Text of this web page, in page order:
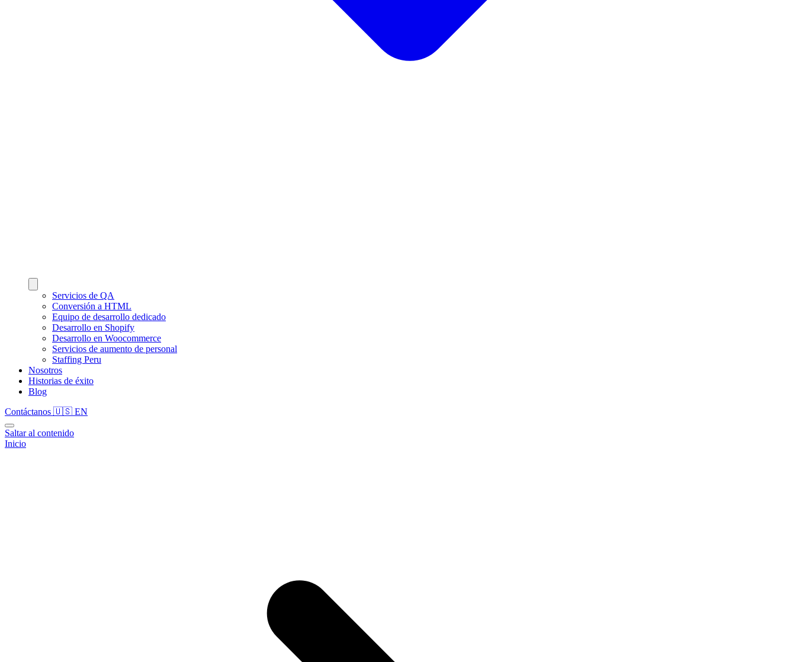
Servicios de QA
Conversión a HTML
Equipo de desarrollo dedicado
Desarrollo en Shopify
Desarrollo en Woocommerce
Servicios de aumento de personal
Staffing Peru
Nosotros
Historias de éxito
Blog
Contáctanos 🇺🇸 EN
Saltar al contenido
Inicio